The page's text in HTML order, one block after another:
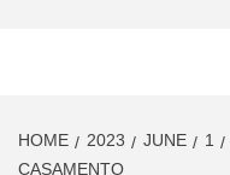
HOME 2023 JUNE 1
CASAMENTO